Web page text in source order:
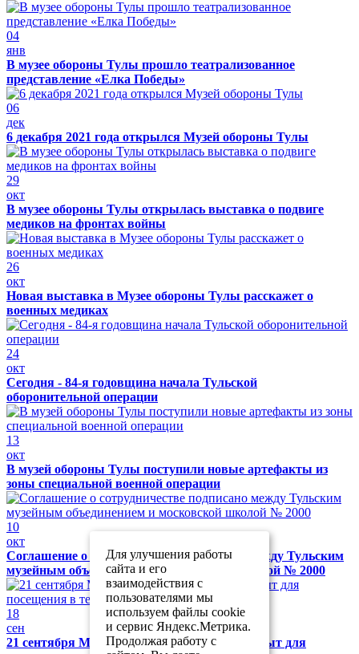
04
янв
В музее обороны Тулы прошло театрализованное
представление «Елка Победы»
06
дек
6 декабря 2021 года открылся Музей обороны Тулы
29
окт
В музее обороны Тулы открылась выставка о подвиге
медиков на фронтах войны
26
окт
Новая выставка в Музее обороны Тулы расскажет о
военных медиках
24
окт
Сегодня - 84-я годовщина начала Тульской
оборонительной операции
13
окт
В музей обороны Тулы поступили новые артефакты из
зоны специальной военной операции
10
окт
Соглашение о сотрудничестве подписано между Тульским
музейным объединением и московской школой № 2000
18
сен
21 сентября Музей обороны Тулы будет закрыт для
Для улучшения работы
сайта и его
взаимодействия с
пользователями мы
используем файлы cookie
и сервис Яндекс.Метрика.
Продолжая работу с